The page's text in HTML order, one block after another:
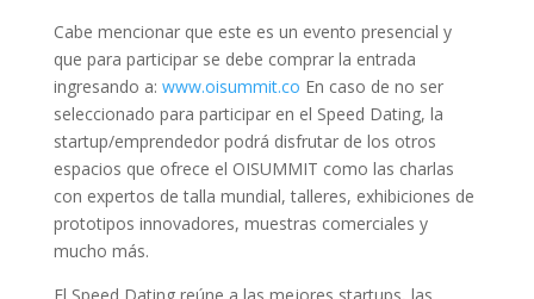
Cabe mencionar que este es un evento presencial y
que para participar se debe comprar la entrada
ingresando a: www.oisummit.co En caso de no ser
seleccionado para participar en el Speed Dating, la
startup/emprendedor podrá disfrutar de los otros
espacios que ofrece el OISUMMIT como las charlas
con expertos de talla mundial, talleres, exhibiciones de
prototipos innovadores, muestras comerciales y
mucho más.